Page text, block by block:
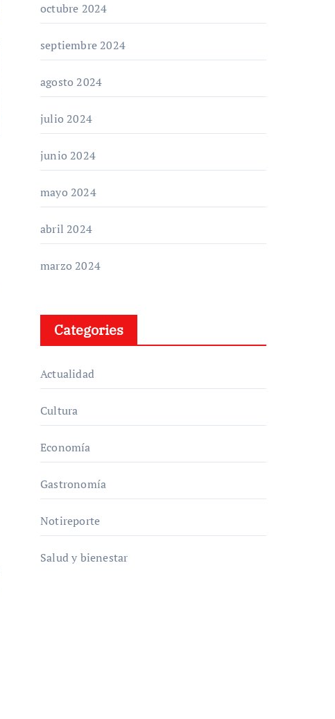
octubre 2024
septiembre 2024
agosto 2024
julio 2024
junio 2024
mayo 2024
abril 2024
marzo 2024
Categories
Actualidad
Cultura
Economía
Gastronomía
Notireporte
Salud y bienestar